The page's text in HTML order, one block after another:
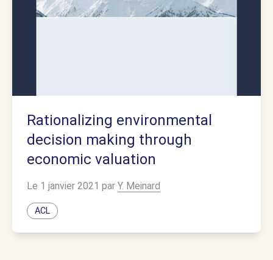
Rationalizing environmental
decision making through
economic valuation
Le 1 janvier 2021 par Y. Meinard
ACL